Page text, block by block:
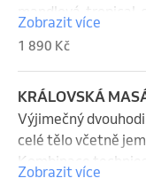
mandlová, tropical,
doteky se propojují
uklidňuje nervový
jemnost v těle i duši.
Zobrazit více
1 890 Kč
KRÁLOVSKÁ
Výjimečný
celé tělo včetně
Kombinace
uvolnění, pocit
Zobrazit více